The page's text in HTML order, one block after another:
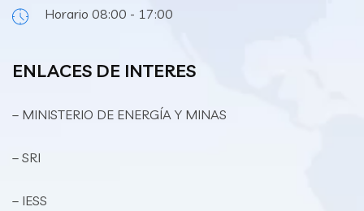
Horario 08:00 - 17:00
ENLACES DE INTERES
– MINISTERIO DE ENERGÍA Y MINAS
– SRI
– IESS